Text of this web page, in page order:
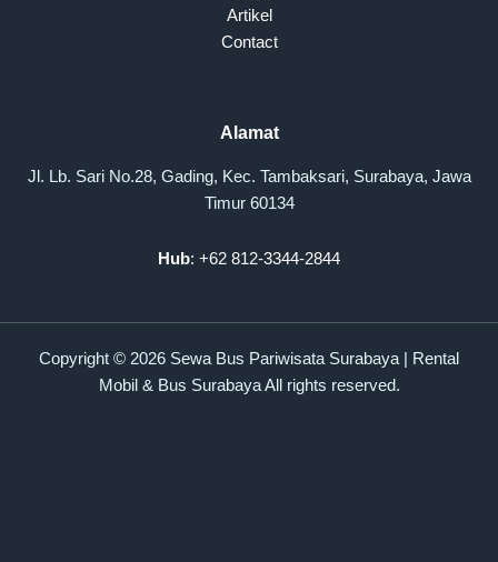
Artikel
Contact
Alamat
Jl. Lb. Sari No.28, Gading, Kec. Tambaksari, Surabaya, Jawa
Timur 60134
Hub: +62 812-3344-2844
Copyright © 2026 Sewa Bus Pariwisata Surabaya | Rental
Mobil & Bus Surabaya All rights reserved.